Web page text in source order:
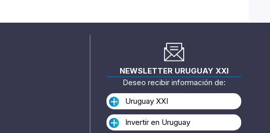
NEWSLETTER URUGUAY XXI
Deseo recibir información de:
Uruguay XXI
Invertir en Uruguay